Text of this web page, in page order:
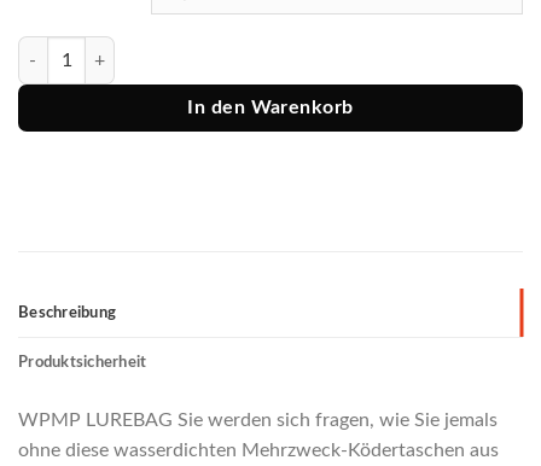
In den Warenkorb
Beschreibung
Produktsicherheit
WPMP LUREBAG Sie werden sich fragen, wie Sie jemals
ohne diese wasserdichten Mehrzweck-Ködertaschen aus